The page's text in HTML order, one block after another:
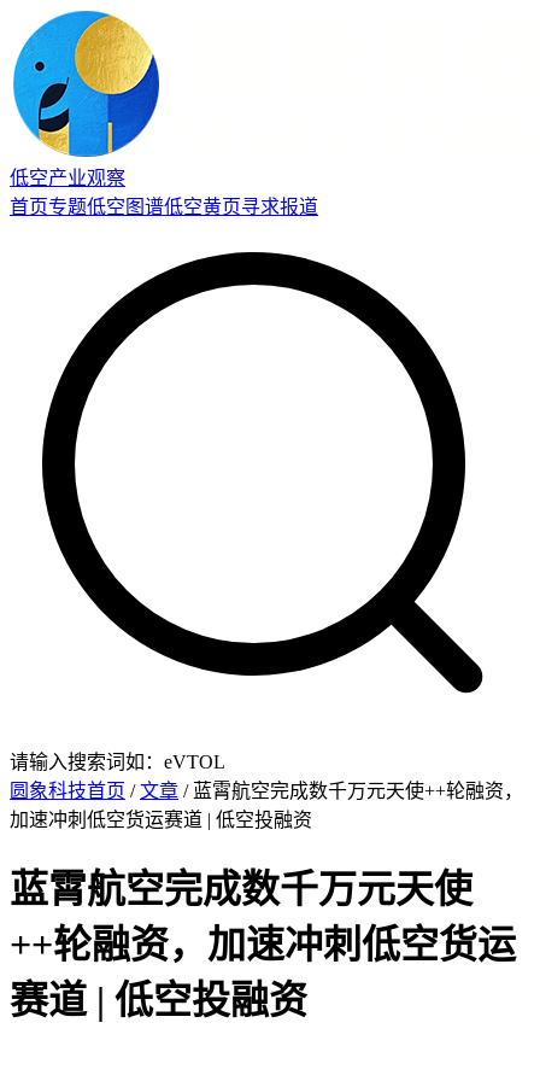
低空产业观察
首页专题低空图谱低空黄页寻求报道
请输入搜索词如：eVTOL
圆象科技首页 /文章 / 蓝霄航空完成数千万元天使++轮融资，
加速冲刺低空货运赛道 | 低空投融资
蓝霄航空完成数千万元天使
++轮融资，加速冲刺低空货运
赛道 | 低空投融资